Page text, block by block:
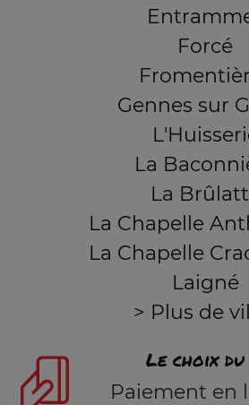
Forcé
Gennes sur
La
La
La Chapelle
La Chapelle
Laigné
> Plus de
Le choix
Paiement en